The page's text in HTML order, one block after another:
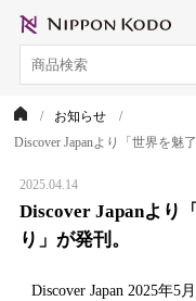
お知らせ
Discover Japanより「世界を魅
2025.04.14
Discover Japanより
り」が発刊。
Discover Japan 2025年5